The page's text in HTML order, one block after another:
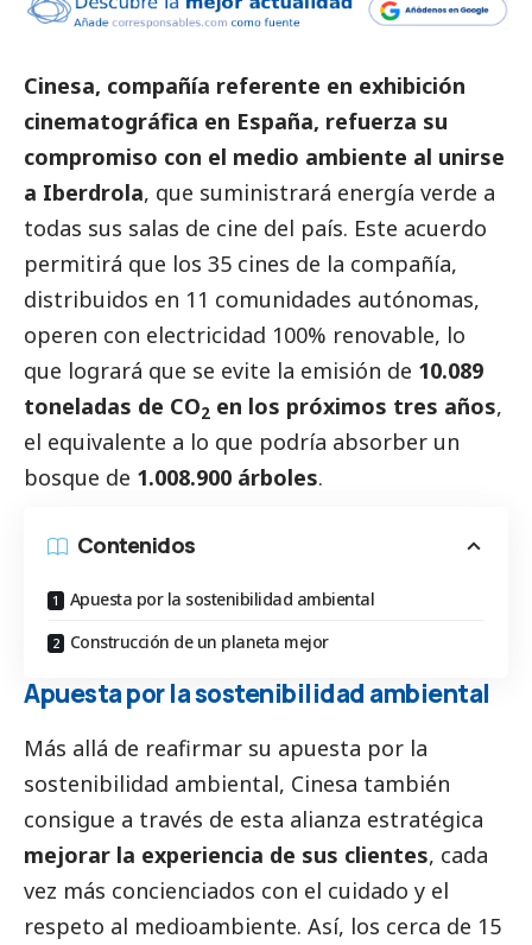
Cinesa, compañía referente en exhibición
cinematográfica en España, refuerza su
compromiso con el medio ambiente al unirse
a Iberdrola, que suministrará energía verde a
todas sus salas de cine del país. Este acuerdo
permitirá que los 35 cines de la compañía,
distribuidos en 11 comunidades autónomas,
operen con electricidad 100% renovable, lo
que logrará que se evite la emisión de 10.089
toneladas de CO2 en los próximos tres años,
el equivalente a lo que podría absorber un
bosque de 1.008.900 árboles.
Contenidos
Apuesta por la sostenibilidad ambiental
Construcción de un planeta mejor
Apuesta por la sostenibilidad ambiental
Más allá de reafirmar su apuesta por la
sostenibilidad ambiental, Cinesa también
consigue a través de esta alianza estratégica
mejorar la experiencia de sus clientes, cada
vez más concienciados con el cuidado y el
respeto al medioambiente. Así, los cerca de 15